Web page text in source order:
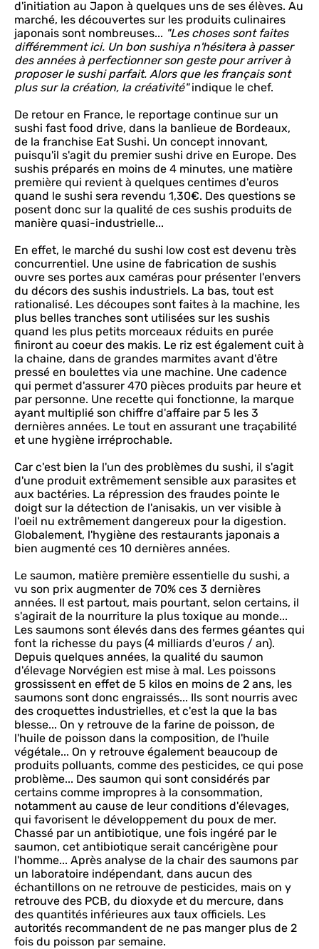
d'initiation au Japon à quelques uns de ses élèves. Au
marché, les découvertes sur les produits culinaires
japonais sont nombreuses... "Les choses sont faites
différemment ici. Un bon sushiya n'hésitera à passer
des années à perfectionner son geste pour arriver à
proposer le sushi parfait. Alors que les français sont
plus sur la création, la créativité"indique le chef.
De retour en France, le reportage continue sur un
sushi fast food drive, dans la banlieue de Bordeaux,
de la franchise Eat Sushi. Un concept innovant,
puisqu'il s'agit du premier sushi drive en Europe. Des
sushis préparés en moins de 4 minutes, une matière
première qui revient à quelques centimes d'euros
quand le sushi sera revendu 1,30€. Des questions se
posent donc sur la qualité de ces sushis produits de
manière quasi-industrielle...
En effet, le marché du sushi low cost est devenu très
concurrentiel. Une usine de fabrication de sushis
ouvre ses portes aux caméras pour présenter l'envers
du décors des sushis industriels. La bas, tout est
rationalisé. Les découpes sont faites à la machine, les
plus belles tranches sont utilisées sur les sushis
quand les plus petits morceaux réduits en purée
finiront au coeur des makis. Le riz est également cuit à
la chaine, dans de grandes marmites avant d'être
pressé en boulettes via une machine. Une cadence
qui permet d'assurer 470 pièces produits par heure et
par personne. Une recette qui fonctionne, la marque
ayant multiplié son chiffre d'affaire par 5 les 3
dernières années. Le tout en assurant une traçabilité
et une hygiène irréprochable.
Car c'est bien la l'un des problèmes du sushi, il s'agit
d'une produit extrêmement sensible aux parasites et
aux bactéries. La répression des fraudes pointe le
doigt sur la détection de l'anisakis, un ver visible à
l'oeil nu extrêmement dangereux pour la digestion.
Globalement, l'hygiène des restaurants japonais a
bien augmenté ces 10 dernières années.
Le saumon, matière première essentielle du sushi, a
vu son prix augmenter de 70% ces 3 dernières
années. Il est partout, mais pourtant, selon certains, il
s'agirait de la nourriture la plus toxique au monde...
Les saumons sont élevés dans des fermes géantes qui
font la richesse du pays (4 milliards d'euros / an).
Depuis quelques années, la qualité du saumon
d'élevage Norvégien est mise à mal. Les poissons
grossissent en effet de 5 kilos en moins de 2 ans, les
saumons sont donc engraissés... Ils sont nourris avec
des croquettes industrielles, et c'est la que la bas
blesse... On y retrouve de la farine de poisson, de
l'huile de poisson dans la composition, de l'huile
végétale... On y retrouve également beaucoup de
produits polluants, comme des pesticides, ce qui pose
problème... Des saumon qui sont considérés par
certains comme impropres à la consommation,
notamment au cause de leur conditions d'élevages,
qui favorisent le développement du poux de mer.
Chassé par un antibiotique, une fois ingéré par le
saumon, cet antibiotique serait cancérigène pour
l'homme... Après analyse de la chair des saumons par
un laboratoire indépendant, dans aucun des
échantillons on ne retrouve de pesticides, mais on y
retrouve des PCB, du dioxyde et du mercure, dans
des quantités inférieures aux taux officiels. Les
autorités recommandent de ne pas manger plus de 2
fois du poisson par semaine.